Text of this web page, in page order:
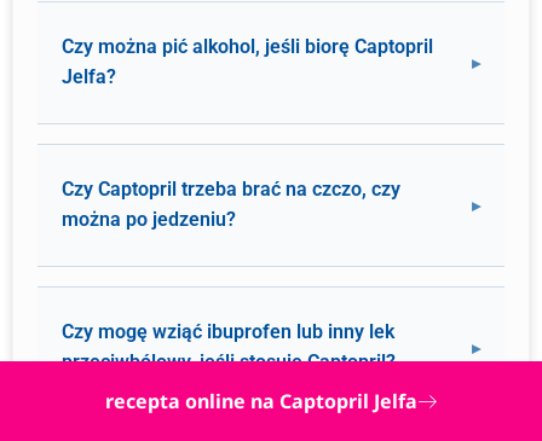
Czy można pić alkohol, jeśli biorę Captopril
Jelfa?
Czy Captopril trzeba brać na czczo, czy
można po jedzeniu?
Czy mogę wziąć ibuprofen lub inny lek
przeciwbólowy, jeśli stosuję Captopril?
recepta online na Captopril Jelfa